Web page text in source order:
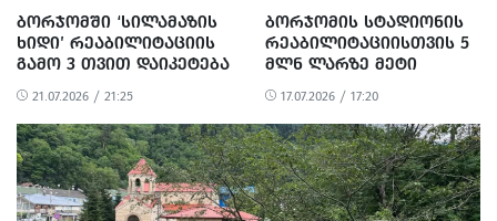
ᲑᲝᲠᲯᲝᲛᲨᲘ ‘ᲡᲘᲚᲐᲛᲐᲖᲘᲡ
ᲮᲘᲓᲘ’ ᲠᲔᲐᲑᲘᲚᲘᲢᲐᲪᲘᲘᲡ
ᲒᲐᲛᲝ 3 ᲗᲕᲘᲗ ᲓᲐᲘᲙᲔᲢᲔᲑᲐ
21.07.2026 / 21:25
ᲑᲝᲠᲯᲝᲛᲘᲡ ᲡᲢᲐᲓᲘᲝᲜᲘᲡ
ᲠᲔᲐᲑᲘᲚᲘᲢᲐᲪᲘᲘᲡᲗᲕᲘᲡ 5
ᲛᲚᲜ ᲚᲐᲠᲖᲔ ᲛᲔᲢᲘ
ᲒᲐᲛᲝᲘᲧᲝ ᲗᲣᲛᲪᲐ ᲛᲘᲡᲘ
ᲠᲔᲐᲑᲘᲚᲘᲢᲐᲪᲘᲐ ᲕᲔᲠ
ᲓᲐᲡᲠᲣᲚᲓᲐ
17.07.2026 / 17:20